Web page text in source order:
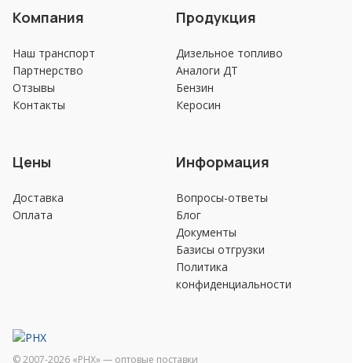
Компания
Наш транспорт
Партнерство
Отзывы
Контакты
Продукция
Дизельное топливо
Аналоги ДТ
Бензин
Керосин
Цены
Доставка
Оплата
Информация
Вопросы-ответы
Блог
Документы
Базисы отгрузки
Политика
конфиденциальности
© 2007-2026 «РHХ» — оптовые поставки